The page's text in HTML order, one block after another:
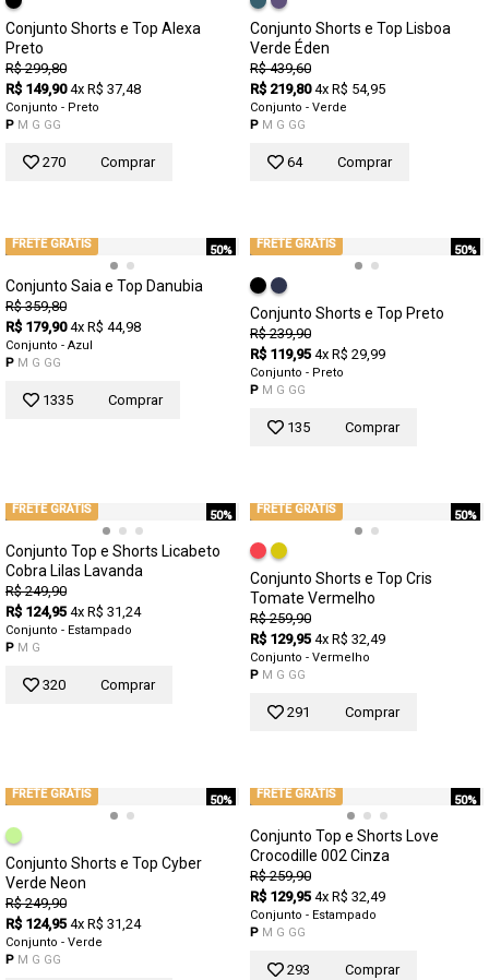
Conjunto Shorts e Top Alexa
Preto
R$ 299,80
R$ 149,90 4x R$ 37,48
Conjunto - Preto
P M G GG
270 Comprar
Conjunto Shorts e Top Lisboa
Verde Éden
R$ 439,60
R$ 219,80 4x R$ 54,95
Conjunto - Verde
P M G GG
64 Comprar
50%
FRETE GRÁTIS
Conjunto Saia e Top Danubia
R$ 359,80
R$ 179,90 4x R$ 44,98
Conjunto - Azul
P M G GG
1335 Comprar
50%
FRETE GRÁTIS
Conjunto Shorts e Top Preto
R$ 239,90
R$ 119,95 4x R$ 29,99
Conjunto - Preto
P M G GG
135 Comprar
50%
FRETE GRÁTIS
Conjunto Top e Shorts Licabeto
Cobra Lilas Lavanda
R$ 249,90
R$ 124,95 4x R$ 31,24
Conjunto - Estampado
P M G
320 Comprar
50%
FRETE GRÁTIS
Conjunto Shorts e Top Cris
Tomate Vermelho
R$ 259,90
R$ 129,95 4x R$ 32,49
Conjunto - Vermelho
P M G GG
291 Comprar
50%
FRETE GRÁTIS
Conjunto Shorts e Top Cyber
Verde Neon
R$ 249,90
R$ 124,95 4x R$ 31,24
Conjunto - Verde
P M G GG
50%
FRETE GRÁTIS
Conjunto Top e Shorts Love
Crocodille 002 Cinza
R$ 259,90
R$ 129,95 4x R$ 32,49
Conjunto - Estampado
P M G GG
293 Comprar